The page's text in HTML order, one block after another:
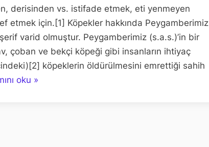
midir?
derisinden vs. istifade etmek, eti yenmeyen
etmek için.[1] Köpekler hakkında Peygamberimiz
varid olmuştur. Peygamberimiz (s.a.s.)’in bir
çoban ve bekçi köpeği gibi insanların ihtiyaç
köpeklerin öldürülmesini emrettiği sahih
oku “Başıboş
»